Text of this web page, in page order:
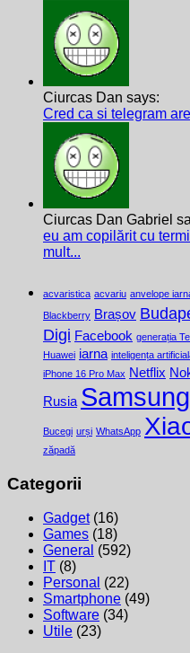
Ciurcas Dan says:
Cred ca si telegram
Ciurcas Dan Gabriel
eu am copilărit cu
mult...
acvaristica acvariu anvelope
Blackberry Brașov
Digi Facebook generația
Huawei iarna inteligența
iPhone 16 Pro Max Netflix
Rusia Samsung
Bucegi urși WhatsApp
zăpadă
Categorii
Gadget(16)
Games (18)
General (592)
IT (8)
Personal (22)
Smartphone (49)
Software (34)
Utile (23)